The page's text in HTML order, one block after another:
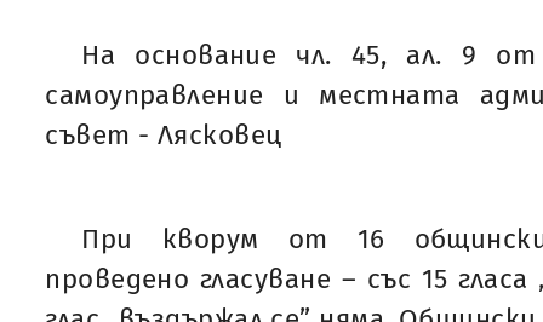
На основание чл. 45, ал. 9
самоуправление и местната
съвет - Лясковец
При кворум от 16
проведено гласуване – със 15